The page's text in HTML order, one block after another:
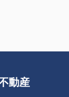
動産